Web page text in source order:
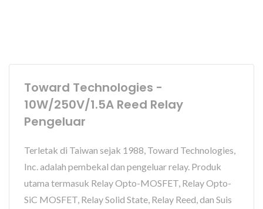
Toward Technologies -
10W/250V/1.5A Reed Relay
Pengeluar
Terletak di Taiwan sejak 1988, Toward Technologies,
Inc. adalah pembekal dan pengeluar relay. Produk
utama termasuk Relay Opto-MOSFET, Relay Opto-
SiC MOSFET, Relay Solid State, Relay Reed, dan Suis